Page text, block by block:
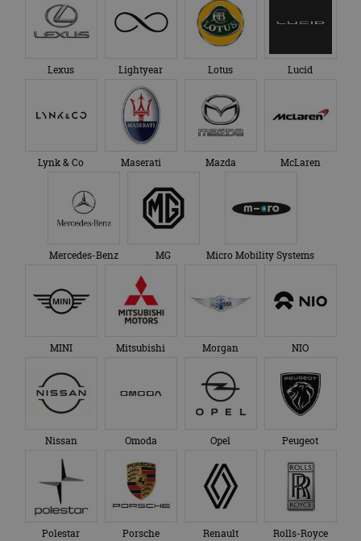
Lexus Lightyear Lotus Lucid
Lynk & Co Maserati Mazda McLaren
Mercedes-Benz MG Micro Mobility Systems
MINI Mitsubishi Morgan NIO
Nissan Omoda Opel Peugeot
Polestar Porsche Renault Rolls-Royce